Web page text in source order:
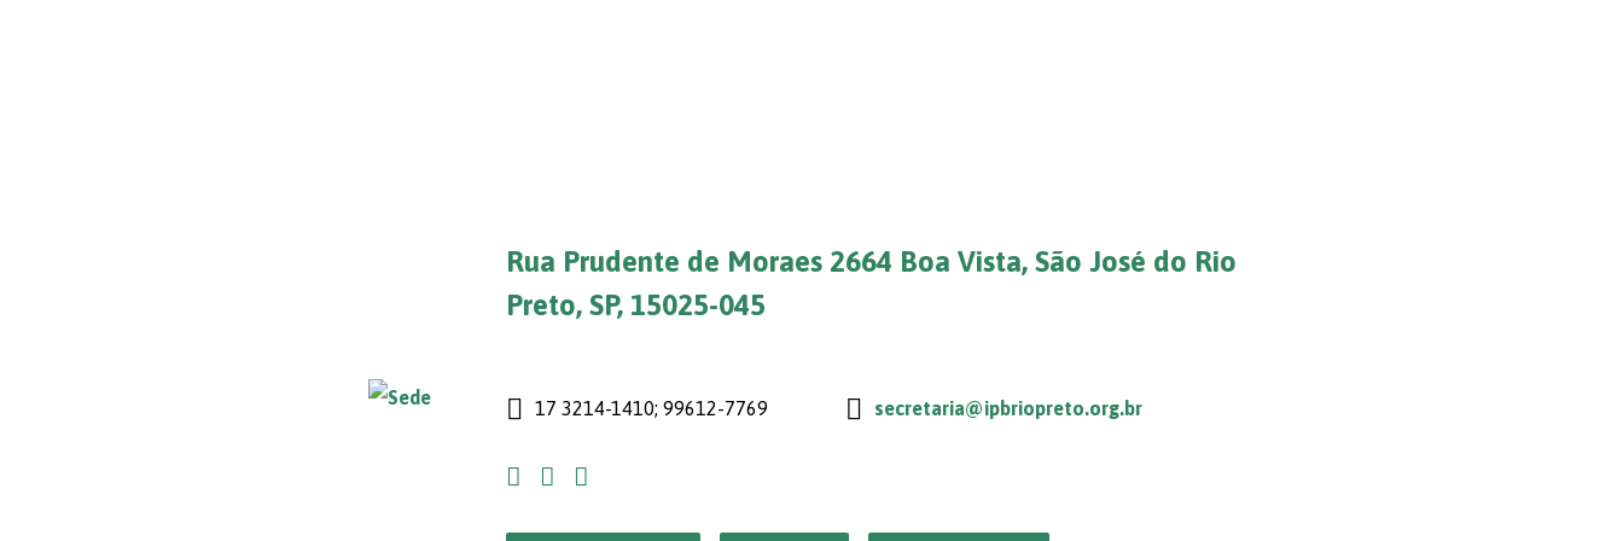
Rua Prudente de Moraes 2664 Boa Vista, São José do Rio
Preto, SP, 15025-045
17 3214-1410; 99612-7769 secretaria@ipbriopreto.org.br